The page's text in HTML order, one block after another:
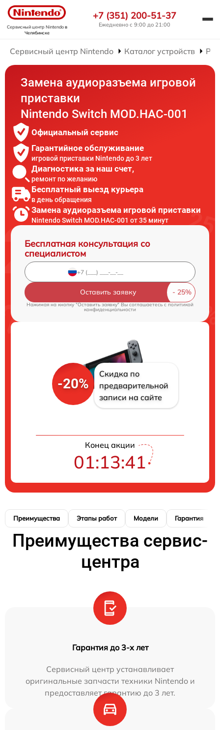
Сервисный центр Nintendoв
Челябинске
+7 (351) 200-51-37
Ежедневно с 9:00 до 21:00
Сервисный центр Nintendo Каталог устройств
Замена аудиоразъема игровой
приставки
Nintendo Switch MOD.HAC-001
Официальный сервис
Гарантийное обслуживание
игровой приставки Nintendo до 3 лет
Диагностика за наш счет,
ремонт по желанию
Бесплатный выезд курьера
в день обращения
Замена аудиоразъема игровой приставки
Nintendo Switch MOD.HAC-001 от 35 минут
Бесплатная консультация со
специалистом
Оставить заявку
Нажимая на кнопку "Оставить заявку" Вы соглашаетесь c политикой
конфиденциальности
-20%
Скидка по
предварительной
записи на сайте
Конец акции
01:13:41
Преимущества Этапы работ Модели Гарантия
Преимущества сервис-
центра
Гарантия до 3-х лет
Сервисный центр устанавливает
оригинальные запчасти техники Nintendo и
предоставляет гарантию до 3 лет.